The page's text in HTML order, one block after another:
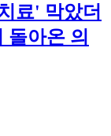
료' 막았더
돌아온 의